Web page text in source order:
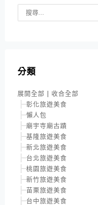
分類
展開全部 | 收合全部
彰化旅遊美食
懶人包
廟宇寺廟古蹟
基隆旅遊美食
新北旅遊美食
台北旅遊美食
桃園旅遊美食
新竹旅遊美食
苗栗旅遊美食
台中旅遊美食